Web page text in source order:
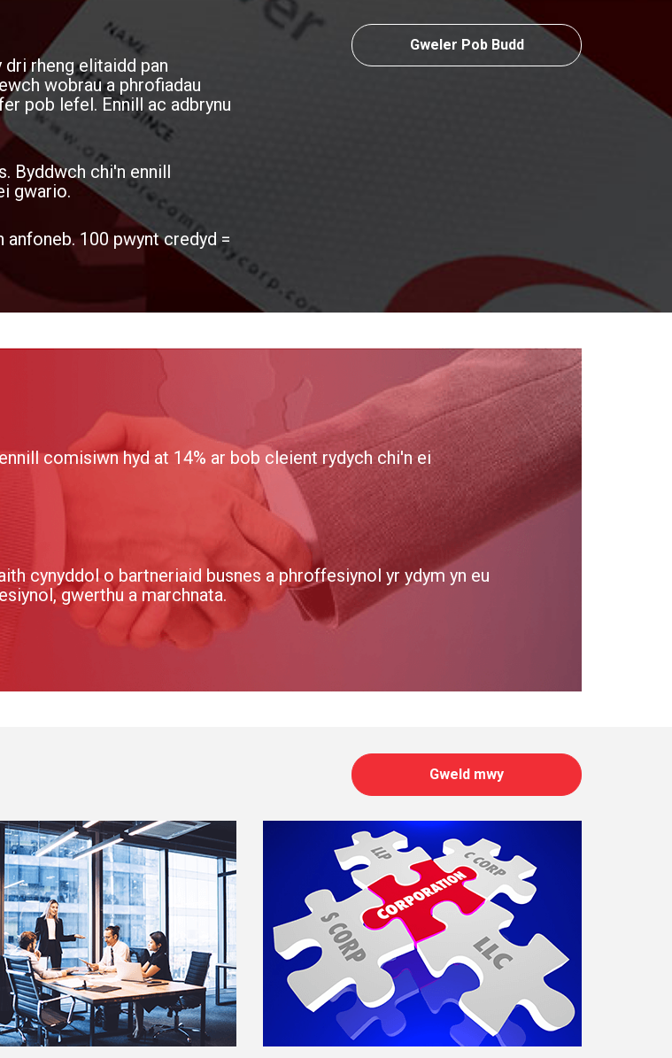
rheng elitaidd pan
wobrau a phrofiadau
pob lefel. Ennill ac adbrynu
Byddwch chi'n ennill
gwario.
100 pwynt credyd =
Gweler Pob Budd
comisiwn hyd at 14% ar bob cleient rydych chi'n ei
cynyddol o bartneriaid busnes a phroffesiynol yr ydym yn eu
gwerthu a marchnata.
Gweld mwy